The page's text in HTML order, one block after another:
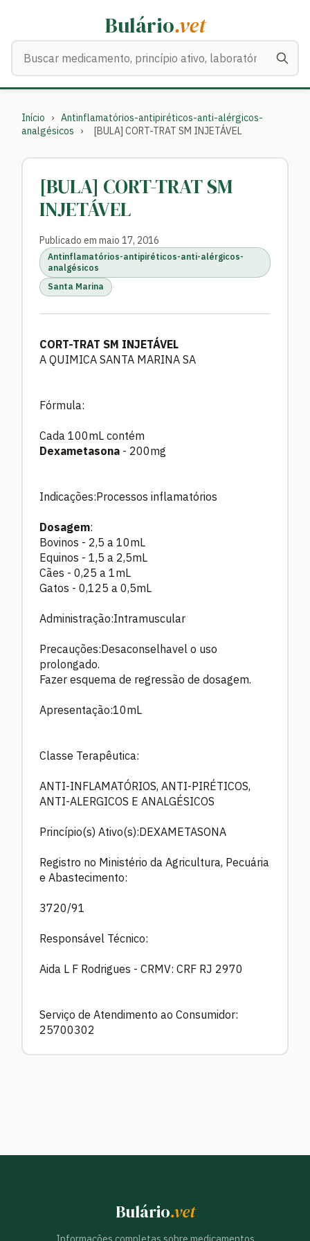
Bulário.vet
Início › Antinflamatórios-antipiréticos-anti-alérgicos-
analgésicos
› [BULA] CORT-TRAT SM INJETÁVEL
[BULA] CORT-TRAT SM
INJETÁVEL
Publicado em maio 17, 2016
Antinflamatórios-antipiréticos-anti-alérgicos-
analgésicos
Santa Marina
CORT-TRAT SM INJETÁVEL
A QUIMICA SANTA MARINA SA
Fórmula:
Cada 100mL contém
Dexametasona - 200mg
Indicações:Processos inflamatórios
Dosagem:
Bovinos - 2,5 a 10mL
Equinos - 1,5 a 2,5mL
Cães - 0,25 a 1mL
Gatos - 0,125 a 0,5mL
Administração:Intramuscular
Precauções:Desaconselhavel o uso
prolongado.
Fazer esquema de regressão de dosagem.
Apresentação:10mL
Classe Terapêutica:
ANTI-INFLAMATÓRIOS, ANTI-PIRÉTICOS,
ANTI-ALERGICOS E ANALGÉSICOS
Princípio(s) Ativo(s):DEXAMETASONA
Registro no Ministério da Agricultura, Pecuária
e Abastecimento:
3720/91
Responsável Técnico:
Aida L F Rodrigues - CRMV: CRF RJ 2970
Serviço de Atendimento ao Consumidor:
25700302
Bulário.vet
Informações completas sobre medicamentos